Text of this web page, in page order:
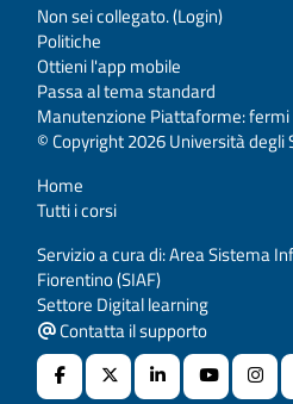
Non sei collegato. (Login)
Politiche
Ottieni l'app mobile
Passa al tema standard
Manutenzione Piattaforme:
© Copyright 2026 Università degli
Home
Tutti i corsi
Servizio a cura di: Area Sistema
Fiorentino (SIAF)
Settore Digital learning
Contatta il supporto